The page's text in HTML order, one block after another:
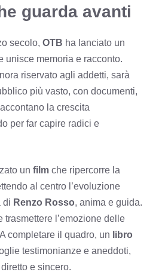
guarda avanti
secolo, OTB ha lanciato un
unisce memoria e racconto.
riservato agli addetti, sarà
più vasto, con documenti,
la crescita
per far capire radici e
un film che ripercorre la
al centro l’evoluzione
di Renzo Rosso, anima e guida.
trasmettere l’emozione delle
completare il quadro, un libro
testimonianze e aneddoti,
e sincero.